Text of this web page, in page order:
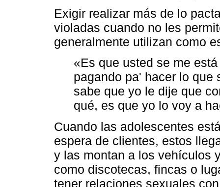
Exigir realizar más de lo
violadas cuando no les
generalmente utilizan como
«Es que usted se me
pagando pa' hacer lo que
sabe que yo le dije que
qué, es que yo lo voy a
Cuando las adolescentes
espera de clientes, estos
y las montan a los vehículos
como discotecas, fincas o
tener relaciones sexuales